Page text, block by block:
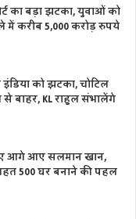
का बड़ा झटका, युवाओं को
करीब 5,000 करोड़ रुपये
को झटका, चोटिल
बाहर, KL राहुल संभालेंगे
आगे आए सलमान खान,
500 घर बनाने की पहल